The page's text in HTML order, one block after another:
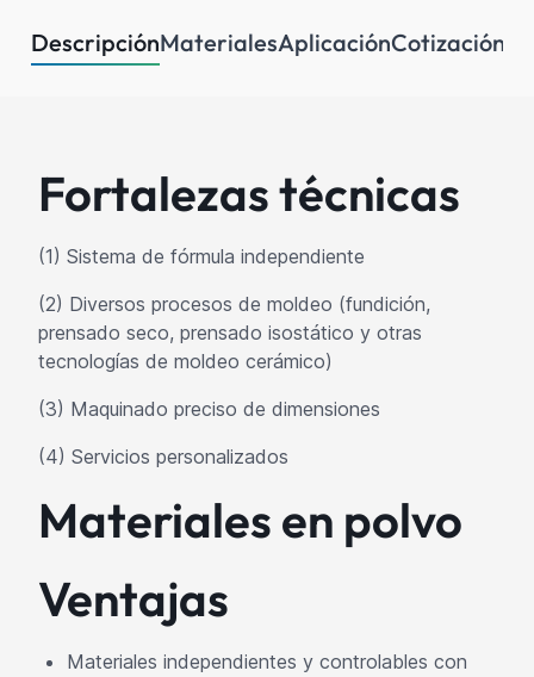
DescripciónMaterialesAplicaciónCotización/
Fortalezas técnicas
(1) Sistema de fórmula independiente
(2) Diversos procesos de moldeo (fundición,
prensado seco, prensado isostático y otras
tecnologías de moldeo cerámico)
(3) Maquinado preciso de dimensiones
(4) Servicios personalizados
Materiales en polvo
Ventajas
Materiales independientes y controlables con